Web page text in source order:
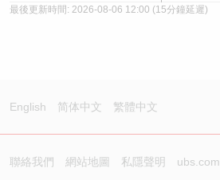
最後更新時間: 2026-08-06 12:00 (15分鐘延遲)
English 简体中文 繁體中文
聯絡我們 網站地圖 私隱聲明 ubs.com